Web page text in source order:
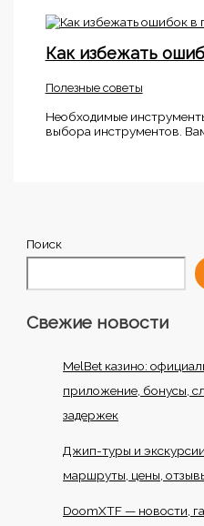
Как избежать
Полезные советы
Необходимые
выбора инструментов.
Поиск
Свежие новости
MelBet казино:
приложение, бонусы,
задержек
Джип-туры и
маршруты, цены,
DoomXTF — новости,